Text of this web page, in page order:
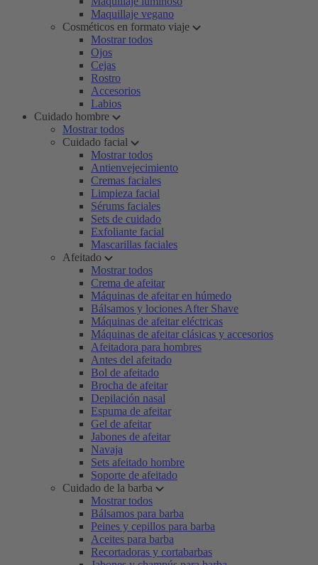
Maquillaje vegano
Cosméticos en formato viaje
Mostrar todos
Ojos
Cejas
Rostro
Accesorios
Labios
Cuidado hombre
Mostrar todos
Cuidado facial
Mostrar todos
Antienvejecimiento
Cremas faciales
Limpieza facial
Sérums faciales
Sets de cuidado
Exfoliante facial
Mascarillas faciales
Afeitado
Mostrar todos
Crema de afeitar
Máquinas de afeitar en húmedo
Bálsamos y lociones After Shave
Máquinas de afeitar eléctricas
Máquinas de afeitar clásicas y accesorios
Afeitadora para hombres
Antes del afeitado
Bol de afeitado
Brocha de afeitar
Depilación nasal
Espuma de afeitar
Gel de afeitar
Jabones de afeitar
Navaja
Sets afeitado hombre
Soporte de afeitado
Cuidado de la barba
Mostrar todos
Bálsamos para barba
Peines y cepillos para barba
Aceites para barba
Recortadoras y cortabarbas